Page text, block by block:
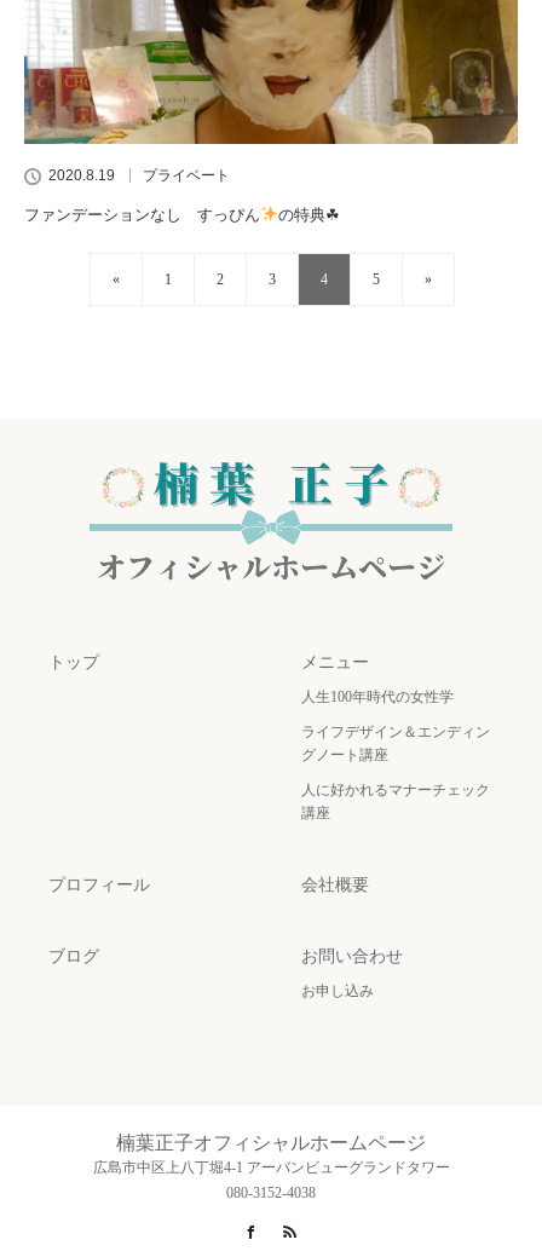
2020.8.19 プライベート
ファンデーションなし すっぴん の特典☘
« 1 2 3 4 5 »
トップ メニュー
人生100年時代の女性学
ライフデザイン＆エンディン
グノート講座
人に好かれるマナーチェック
講座
プロフィール 会社概要
ブログ お問い合わせ
お申し込み
楠葉正子オフィシャルホームページ
広島市中区上八丁堀4-1 アーバンビューグランドタワー
080-3152-4038
Facebook